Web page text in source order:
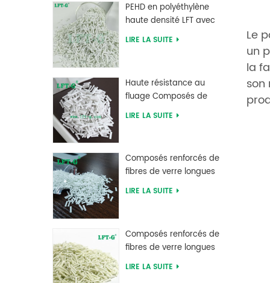
PEHD en polyéthylène
haute densité LFT avec
longue fibre de verre
LIRE LA SUITE
Haute résistance au
fluage Composés de
fibres de verre longues
LIRE LA SUITE
Composés renforcés de
fibres de verre longues
en polybutylène
LIRE LA SUITE
Composés renforcés de
fibres de verre longues
en polyphtalamide PPA
LIRE LA SUITE
Le
un
la
son